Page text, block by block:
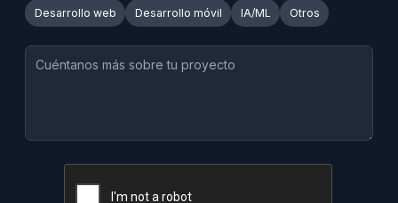
Desarrollo web Desarrollo móvil IA/ML Otros